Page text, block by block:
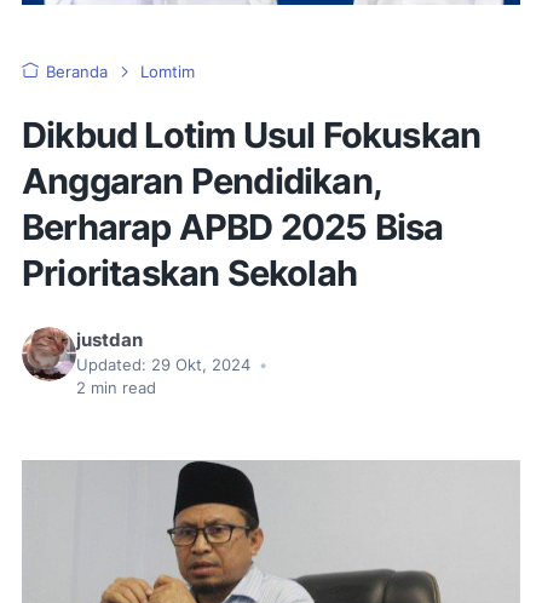
Beranda Lomtim
Dikbud Lotim Usul Fokuskan
Anggaran Pendidikan,
Berharap APBD 2025 Bisa
Prioritaskan Sekolah
justdan
Updated: 29 Okt, 2024 •
2 min read